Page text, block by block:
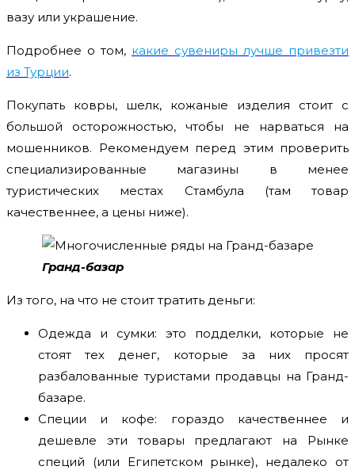
вазу или украшение.
Подробнее о том, какие сувениры лучше привезти
из Турции.
Покупать ковры, шелк, кожаные изделия стоит с
большой осторожностью, чтобы не нарваться на
мошенников. Рекомендуем перед этим проверить
специализированные магазины в менее
туристических местах Стамбула (там товар
качественнее, а цены ниже).
Гранд-базар
Из того, на что не стоит тратить деньги:
Одежда и сумки: это подделки, которые не
стоят тех денег, которые за них просят
разбалованные туристами продавцы на Гранд-
базаре.
Специи и кофе: гораздо качественнее и
дешевле эти товары предлагают на Рынке
специй (или Египетском рынке), недалеко от